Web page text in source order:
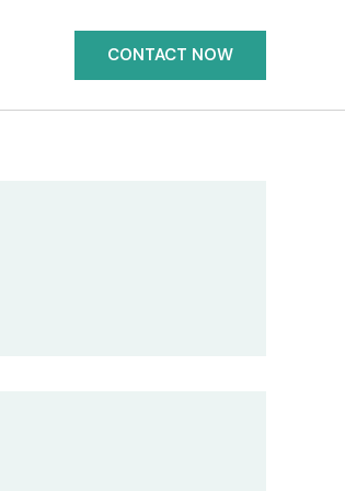
CONTACT NOW